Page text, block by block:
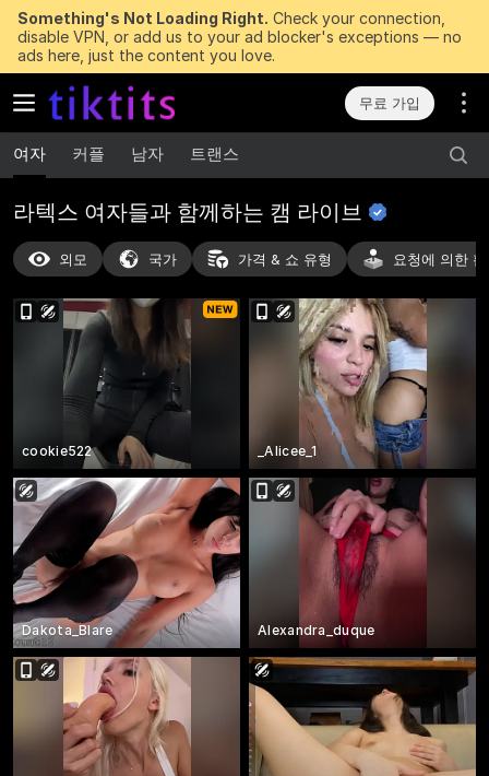
Something's Not Loading Right. Check your connection,
disable VPN, or add us to your ad blocker's exceptions — no
ads here, just the content you love.
무료 가입
여자 커플 남자 트랜스
라텍스 여자들과 함께하는 캠 라이브
외모 국가 가격 & 쇼 유형 요청에 의한
cookie522 _Alicee_1
Dakota_Blare Alexandra_duque